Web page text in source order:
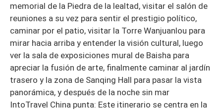
memorial de la Piedra de la lealtad, visitar el salón de
reuniones a su vez para sentir el prestigio político,
caminar por el patio, visitar la Torre Wanjuanlou para
mirar hacia arriba y entender la visión cultural, luego
ver la sala de exposiciones mural de Baisha para
apreciar la fusión de arte, finalmente caminar al jardín
trasero y la zona de Sanqing Hall para pasar la vista
panorámica, y después de la noche sin mar
IntoTravel China punta: Este itinerario se centra en la